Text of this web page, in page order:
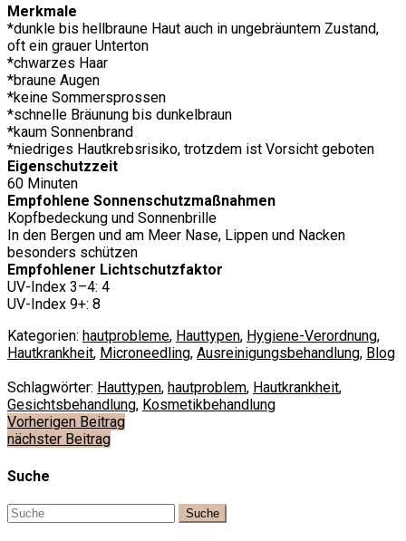
Merkmale
*dunkle bis hellbraune Haut auch in ungebräuntem Zustand,
oft ein grauer Unterton
*chwarzes Haar
*braune Augen
*keine Sommersprossen
*schnelle Bräunung bis dunkelbraun
*kaum Sonnenbrand
*niedriges Hautkrebsrisiko, trotzdem ist Vorsicht geboten
Eigenschutzzeit
60 Minuten
Empfohlene Sonnenschutzmaßnahmen
Kopfbedeckung und Sonnenbrille
In den Bergen und am Meer Nase, Lippen und Nacken
besonders schützen
Empfohlener Lichtschutzfaktor
UV-Index 3–4: 4
UV-Index 9+: 8
Kategorien: hautprobleme, Hauttypen, Hygiene-Verordnung,
Hautkrankheit, Microneedling, Ausreinigungsbehandlung, Blog
Schlagwörter: Hauttypen, hautproblem, Hautkrankheit,
Gesichtsbehandlung, Kosmetikbehandlung
Beitragsnavigation
Vorherigen Beitrag
nächster Beitrag
Suche